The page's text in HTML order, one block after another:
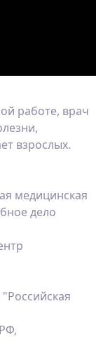
работе, врач
взрослых.
медицинская
дело